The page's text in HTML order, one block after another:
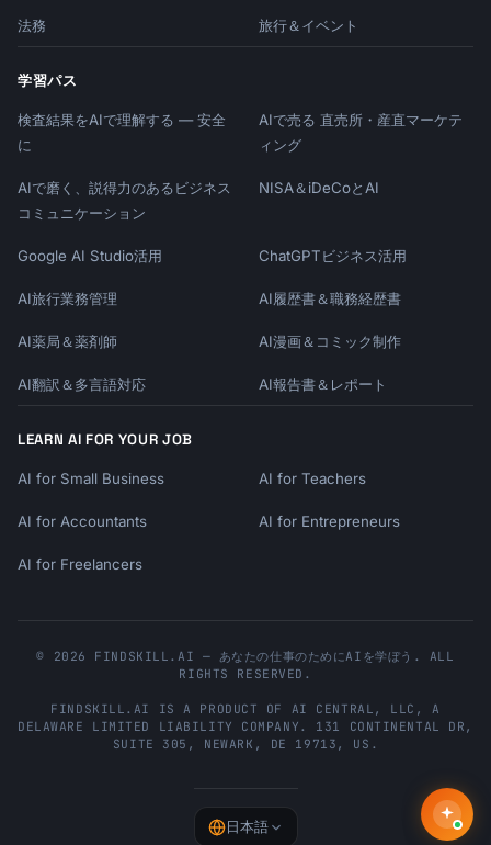
法務 旅行＆イベント
学習パス
検査結果をAIで理解する — 安全
に
AIで売る 直売所・産直マーケテ
ィング
AIで磨く、説得力のあるビジネス
コミュニケーション
NISA＆iDeCoとAI
Google AI Studio活用 ChatGPTビジネス活用
AI旅行業務管理 AI履歴書＆職務経歴書
AI薬局＆薬剤師 AI漫画＆コミック制作
AI翻訳＆多言語対応 AI報告書＆レポート
LEARN AI FOR YOUR JOB
AI for Small Business AI for Teachers
AI for Accountants AI for Entrepreneurs
AI for Freelancers
© 2026 FINDSKILL.AI — あなたの仕事のためにAIを学ぼう. ALL
RIGHTS RESERVED.
FINDSKILL.AI IS A PRODUCT OF AI CENTRAL, LLC , A
DELAWARE LIMITED LIABILITY COMPANY. 131 CONTINENTAL DR,
SUITE 305 , NEWARK , DE 19713 , US .
日本語